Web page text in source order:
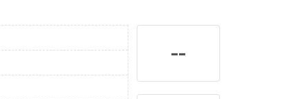
--